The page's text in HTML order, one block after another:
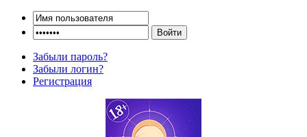
Забыли пароль?
Забыли логин?
Регистрация